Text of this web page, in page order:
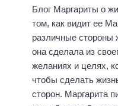
Блог Маргариты о
том, как видит ее
различные стороны
она сделала из
желаниях и целях,
чтобы сделать
сторон. Маргарита